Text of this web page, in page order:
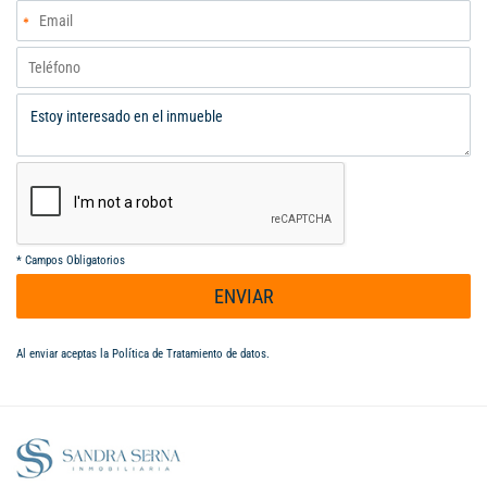
una trabajadora social que organiza diversas actividades para
el disfrute y bienestar de los residentes. ¡No pierdas la
oportunidad de vivir en este acogedor apartamento.
* Campos Obligatorios
ENVIAR
Al enviar aceptas la Política de Tratamiento de datos.